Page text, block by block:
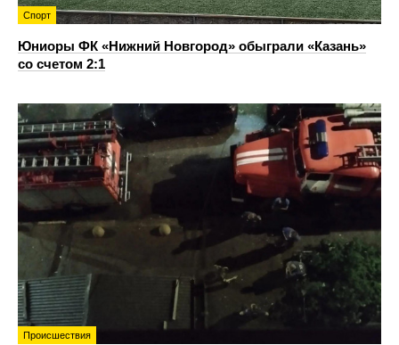
Спорт
Юниоры ФК «Нижний Новгород» обыграли «Казань»
со счетом 2:1
Происшествия